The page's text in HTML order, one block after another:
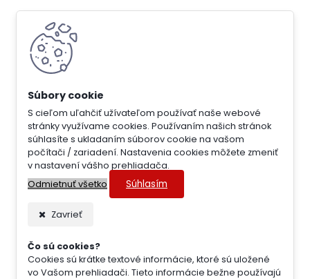
S cieľom uľahčiť užívateľom používať naše webové
stránky využívame cookies. Používaním našich stránok
súhlasíte s ukladaním súborov cookie na vašom
počítači / zariadení. Nastavenia cookies môžete zmeniť
v nastavení vášho prehliadača.
Odmietnuť všetko
Súhlasím
Zavrieť
Čo sú cookies?
Cookies sú krátke textové informácie, ktoré sú uložené
vo Vašom prehliadači. Tieto informácie bežne používajú